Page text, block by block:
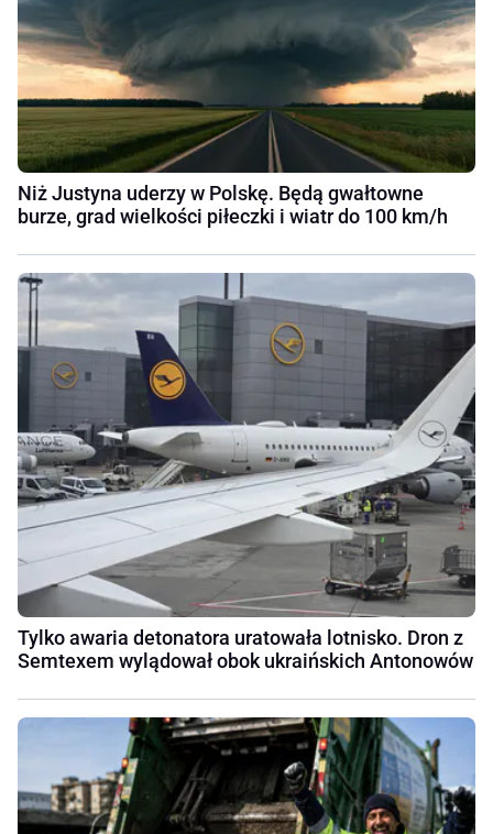
Niż Justyna uderzy w Polskę. Będą gwałtowne
burze, grad wielkości piłeczki i wiatr do 100 km/h
Tylko awaria detonatora uratowała lotnisko. Dron z
Semtexem wylądował obok ukraińskich Antonowów